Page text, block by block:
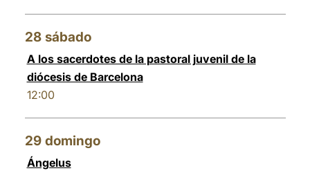
28 sábado
A los sacerdotes de la pastoral juvenil de la
diócesis de Barcelona
12:00
29 domingo
Ángelus